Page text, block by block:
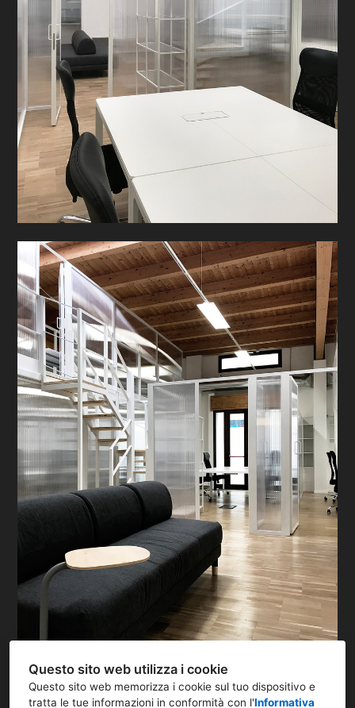
Questo sito web utilizza i cookie
Questo sito web memorizza i cookie sul tuo dispositivo e
tratta le tue informazioni in conformità con l'Informativa